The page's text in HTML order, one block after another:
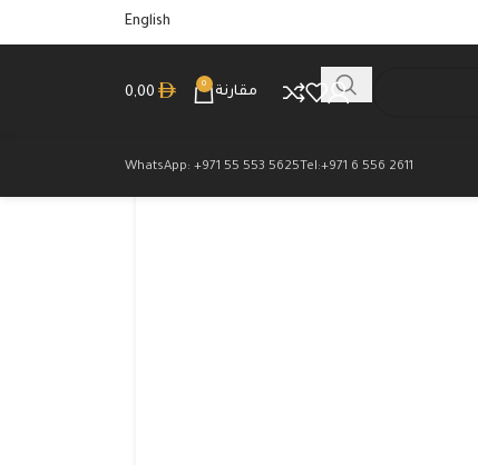
English
مقارنة
0
0,00
Tel:+971 6 556 2611
WhatsApp: +971 55 553 5625